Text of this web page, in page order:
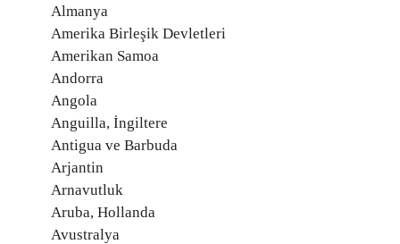
Almanya
Amerika Birleşik Devletleri
Amerikan Samoa
Andorra
Angola
Anguilla, İngiltere
Antigua ve Barbuda
Arjantin
Arnavutluk
Aruba, Hollanda
Avustralya